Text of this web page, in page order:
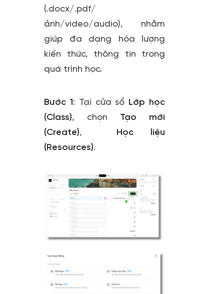
(.docx/.pdf/
ảnh/video/audio), nhằm
giúp đa dạng hóa lượng
kiến thức, thông tin trong
quá trình học.
Bước 1: Tại cửa sổ Lớp học
(Class), chọn Tạo mới
(Create), Học liệu
(Resources).